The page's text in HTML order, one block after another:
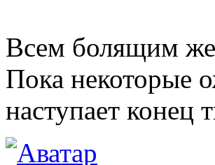
Всем болящим
Пока некоторые
наступает конец